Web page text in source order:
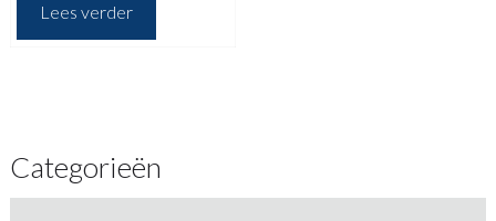
Lees verder
Categorieën